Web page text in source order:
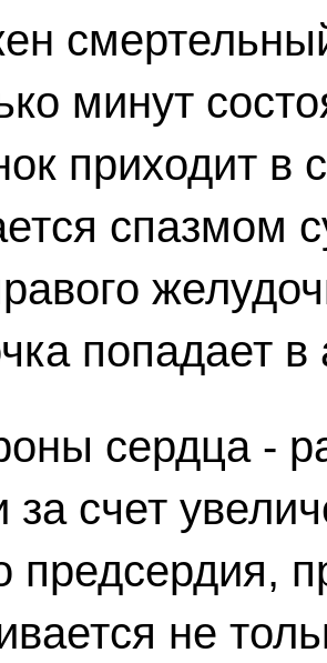
минут
приходит в
спазмом
попадает в
сердца -
за счет
предсердия,
не